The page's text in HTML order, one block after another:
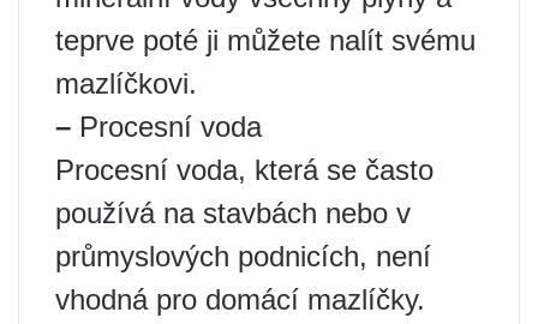
teprve poté ji můžete nalít svému
mazlíčkovi.
– Procesní voda
Procesní voda, která se často
používá na stavbách nebo v
průmyslových podnicích, není
vhodná pro domácí mazlíčky.